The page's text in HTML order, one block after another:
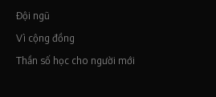
Đội ngũ
Vì cộng đồng
Thần số học cho người mới